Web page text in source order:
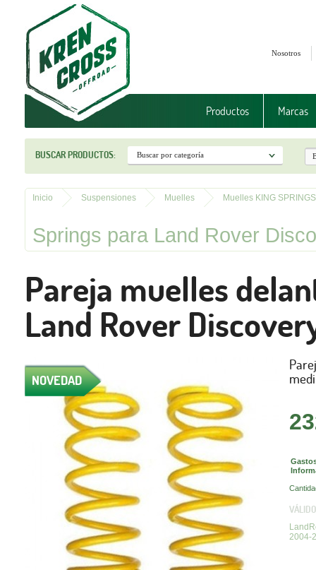
Nosotros
Productos Marcas
BUSCAR PRODUCTOS:
Inicio Suspensiones Muelles Muelles KING SPRINGS
Springs para Land Rover
Pareja muelles
Land Rover
NOVEDAD
2004-